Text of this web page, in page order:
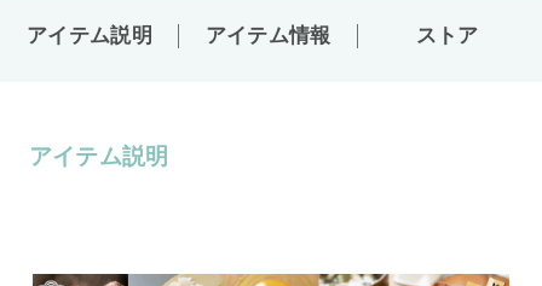
アイテム説明 アイテム情報 ストア
アイテム説明